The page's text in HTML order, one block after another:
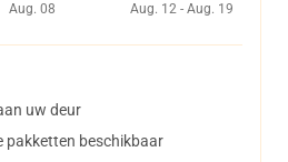
Aug. 08
Aug. 12 - Aug. 19
uw deur
pakketten beschikbaar